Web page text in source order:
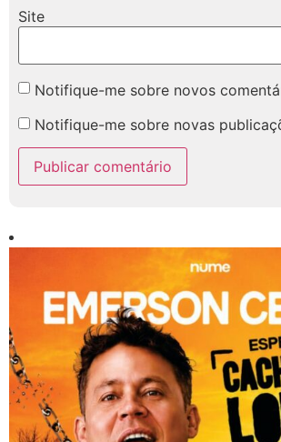
Site
Notifique-me sobre novos
Notifique-me sobre novas